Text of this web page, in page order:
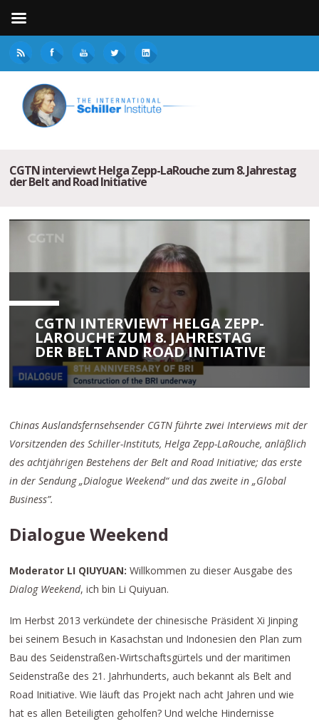
CGTN interviewt Helga Zepp-LaRouche zum 8. Jahrestag
der Belt and Road Initiative
CGTN INTERVIEWT HELGA ZEPP-
LAROUCHE ZUM 8. JAHRESTAG
DER BELT AND ROAD INITIATIVE
Chinas Auslandsfernsehsender CGTN führte zwei Interviews mit der
Vorsitzenden des Schiller-Instituts, Helga Zepp-LaRouche, anläßlich
des achtjährigen Bestehens der Belt and Road Initiative; das erste
in der Sendung „Dialogue Weekend“ und das zweite in „Global
Business”.
Dialogue Weekend
Moderator LI QIUYUAN: Willkommen zu dieser Ausgabe des
Dialog Weekend, ich bin Li Quiyuan.
Im Herbst 2013 verkündete der chinesische Präsident Xi Jinping
bei seinem Besuch in Kasachstan und Indonesien den Plan zum
Bau des Seidenstraßen-Wirtschaftsgürtels und der maritimen
Seidenstraße des 21. Jahrhunderts, auch bekannt als Belt and
Road Initiative. Wie läuft das Projekt nach acht Jahren und wie
hat es allen Beteiligten geholfen? Und welche Hindernisse